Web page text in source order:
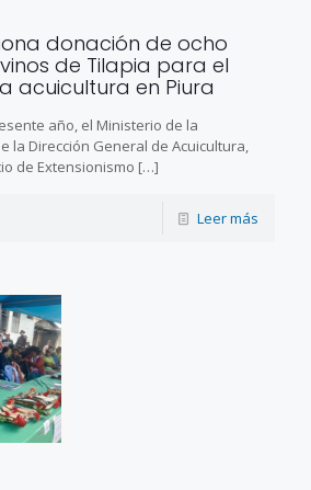
donación de ocho
de Tilapia para el
acuicultura en Piura
año, el Ministerio de la
la Dirección General de Acuicultura,
de Extensionismo […]
Leer más